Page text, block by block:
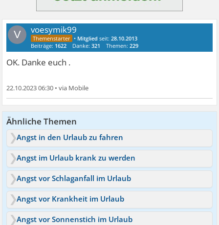
V voesymik99
• Mitglied seit:28.10.2013
Beiträge: 1622 Danke:321 Themen:229
OK. Danke euch .
22.10.2023 06:30 •
Ähnliche Themen
Angst in den Urlaub zu fahren
Angst im Urlaub krank zu werden
Angst vor Schlaganfall im Urlaub
Angst vor Krankheit im Urlaub
Angst vor Sonnenstich im Urlaub